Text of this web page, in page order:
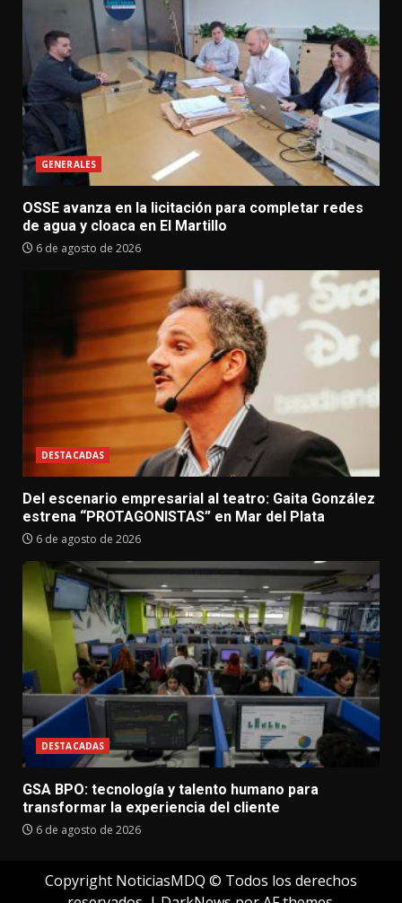
GENERALES
OSSE avanza en la licitación para completar redes
de agua y cloaca en El Martillo
6 de agosto de 2026
DESTACADAS
Del escenario empresarial al teatro: Gaita González
estrena “PROTAGONISTAS” en Mar del Plata
6 de agosto de 2026
DESTACADAS
GSA BPO: tecnología y talento humano para
transformar la experiencia del cliente
6 de agosto de 2026
Copyright NoticiasMDQ © Todos los derechos